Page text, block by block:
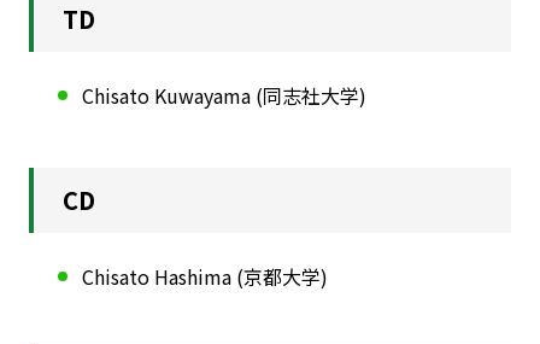
TD
Chisato Kuwayama (同志社大学)
CD
Chisato Hashima (京都大学)